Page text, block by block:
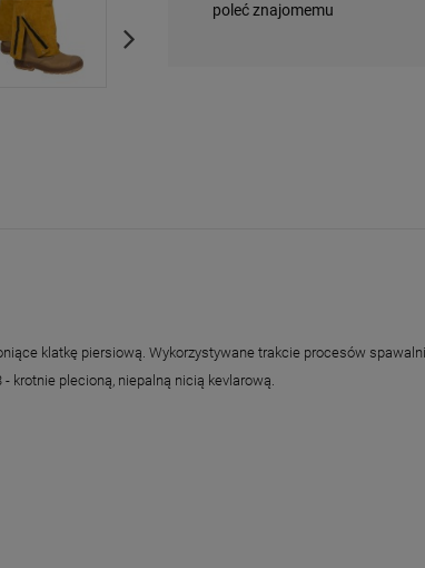
poleć znajomemu
klatkę piersiową. Wykorzystywane trakcie procesów
krotnie plecioną, niepalną nicią kevlarową.